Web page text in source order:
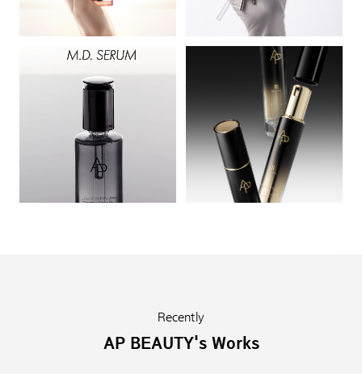
Recently
AP BEAUTY's Works